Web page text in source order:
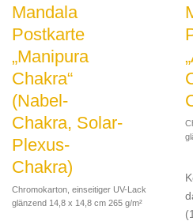
Mandala
Postkarte
„Manipura
Chakra“
(Nabel-
Chakra, Solar-
Plexus-
Chakra)
Chromokarton, einseitiger UV-Lack
glänzend 14,8 x 14,8 cm 265 g/m²